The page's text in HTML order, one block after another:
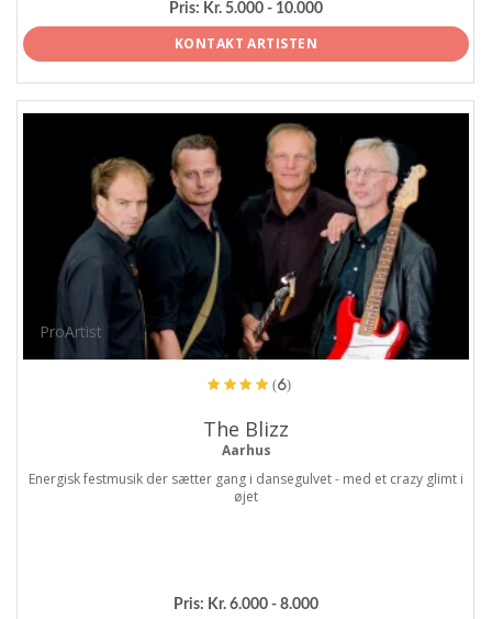
Pris: Kr. 5.000 - 10.000
KONTAKT ARTISTEN
ProArtist
(6)
The Blizz
Aarhus
Energisk festmusik der sætter gang i dansegulvet - med et crazy glimt i
øjet
Pris: Kr. 6.000 - 8.000